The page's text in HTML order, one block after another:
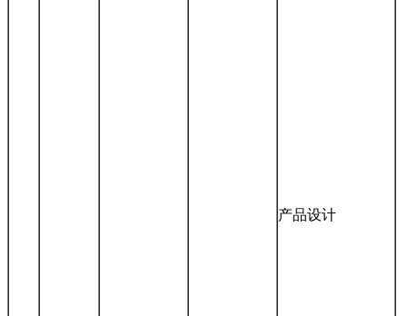
产品设计